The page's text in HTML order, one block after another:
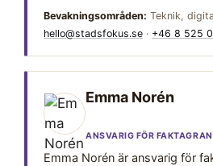
Bevakningsområden: Teknik,
hello@stadsfokus.se · +46 8 525
Emma Norén
ANSVARIG FÖR
Emma Norén är ansvarig för